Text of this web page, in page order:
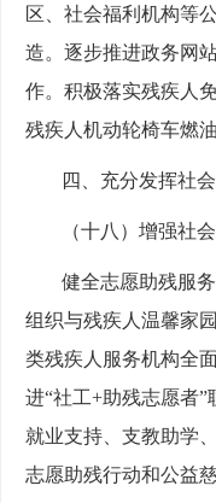
区、社会福利机构等
造。逐步推进政务网
作。积极落实残疾人
残疾人机动轮椅车燃
四、充分发挥社
（十八）增强社
健全志愿助残服
组织与残疾人温馨家
类残疾人服务机构全
进“社工+助残志愿者”
就业支持、支教助学
志愿助残行动和公益